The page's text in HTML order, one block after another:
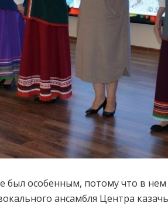
был особенным, потому что в
ансамбля Центра